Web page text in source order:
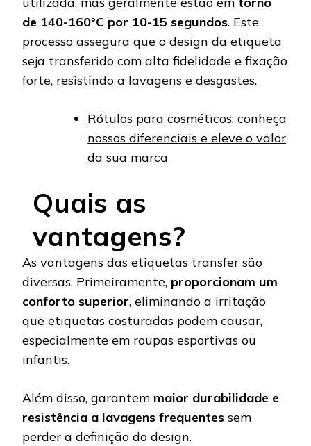
de 140-160°C por 10-15 segundos. Este
processo assegura que o design da etiqueta
seja transferido com alta fidelidade e fixação
forte, resistindo a lavagens e desgastes.
Rótulos para cosméticos: conheça
nossos diferenciais e eleve o valor
da sua marca
Quais as
vantagens?
As vantagens das etiquetas transfer são
diversas. Primeiramente, proporcionam um
conforto superior, eliminando a irritação
que etiquetas costuradas podem causar,
especialmente em roupas esportivas ou
infantis.
Além disso, garantem maior durabilidade e
resistência a lavagens frequentes sem
perder a definição do design.